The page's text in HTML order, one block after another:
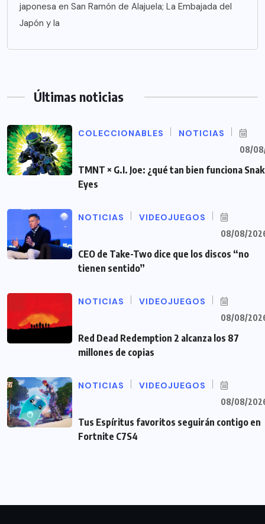
japonesa en San Ramón de Alajuela; La Embajada del
Japón y la
Últimas noticias
COLECCIONABLES NOTICIAS
08/
TMNT × G.I. Joe: ¿qué tan bien funciona
Eyes
NOTICIAS VIDEOJUEGOS
08/08/
CEO de Take-Two dice que los discos “no
tienen sentido”
NOTICIAS VIDEOJUEGOS
08/08/
Red Dead Redemption 2 alcanza los 87
millones de copias
NOTICIAS VIDEOJUEGOS
08/08/
Tus Espíritus favoritos seguirán contigo en
Fortnite C7S4